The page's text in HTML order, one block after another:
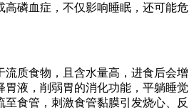
高磷血症，不仅影响睡眠，还可能危
流质食物，且含水量高，进食后会增
胃液，削弱胃的消化功能，平躺睡觉
至食管，刺激食管黏膜引发烧心、反